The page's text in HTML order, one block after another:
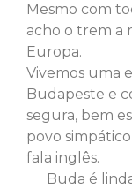
Mesmo com
acho o trem a
Europa.
Vivemos uma
Budapeste e
segura, bem
povo
fala inglês.
Buda é